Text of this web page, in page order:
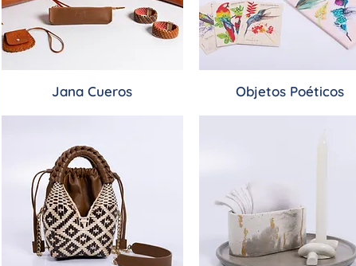
Jana Cueros Objetos Poéticos